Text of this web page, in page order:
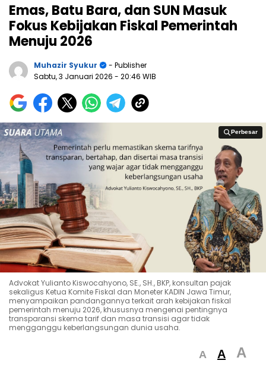
Emas, Batu Bara, dan SUN Masuk
Fokus Kebijakan Fiskal Pemerintah
Menuju 2026
Muhazir Syukur
- Publisher
Sabtu, 3 Januari 2026 - 20:46 WIB
Perbesar
Perbesar
Advokat Yulianto Kiswocahyono, SE., SH., BKP, konsultan pajak
sekaligus Ketua Komite Fiskal dan Moneter KADIN Jawa Timur,
menyampaikan pandangannya terkait arah kebijakan fiskal
pemerintah menuju 2026, khususnya mengenai pentingnya
transparansi skema tarif dan masa transisi agar tidak
mengganggu keberlangsungan dunia usaha.
A A A